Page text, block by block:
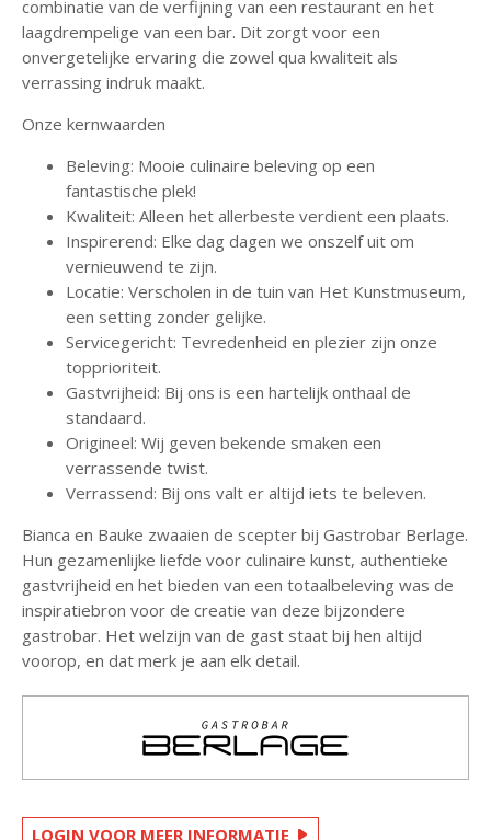
combinatie van de verfijning van een restaurant en het
laagdrempelige van een bar. Dit zorgt voor een
onvergetelijke ervaring die zowel qua kwaliteit als
verrassing indruk maakt.
Onze kernwaarden
Beleving: Mooie culinaire beleving op een
fantastische plek!
Kwaliteit: Alleen het allerbeste verdient een plaats.
Inspirerend: Elke dag dagen we onszelf uit om
vernieuwend te zijn.
Locatie: Verscholen in de tuin van Het Kunstmuseum,
een setting zonder gelijke.
Servicegericht: Tevredenheid en plezier zijn onze
topprioriteit.
Gastvrijheid: Bij ons is een hartelijk onthaal de
standaard.
Origineel: Wij geven bekende smaken een
verrassende twist.
Verrassend: Bij ons valt er altijd iets te beleven.
Bianca en Bauke zwaaien de scepter bij Gastrobar Berlage.
Hun gezamenlijke liefde voor culinaire kunst, authentieke
gastvrijheid en het bieden van een totaalbeleving was de
inspiratiebron voor de creatie van deze bijzondere
gastrobar. Het welzijn van de gast staat bij hen altijd
voorop, en dat merk je aan elk detail.
LOGIN VOOR MEER INFORMATIE